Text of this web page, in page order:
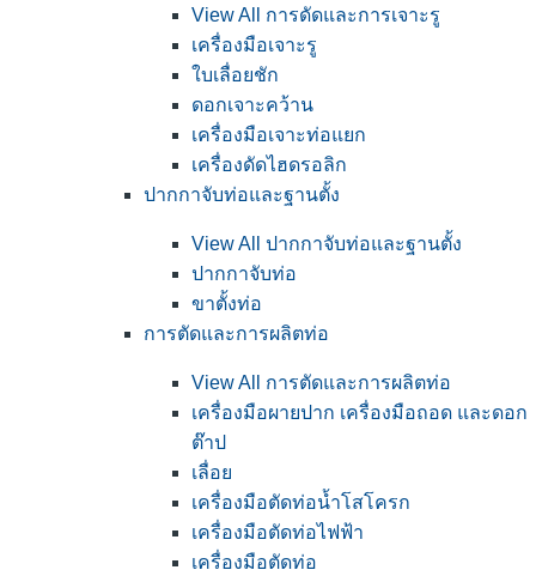
View All การดัดและการเจาะรู
เครื่องมือเจาะรู
ใบเลื่อยชัก
ดอกเจาะคว้าน
เครื่องมือเจาะท่อแยก
เครื่องดัดไฮดรอลิก
ปากกาจับท่อและฐานตั้ง
View All ปากกาจับท่อและฐานตั้ง
ปากกาจับท่อ
ขาตั้งท่อ
การตัดและการผลิตท่อ
View All การตัดและการผลิตท่อ
เครื่องมือผายปาก เครื่องมือถอด และดอก
ต๊าป
เลื่อย
เครื่องมือตัดท่อน้ำโสโครก
เครื่องมือตัดท่อไฟฟ้า
เครื่องมือตัดท่อ